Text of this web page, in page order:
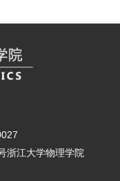
浙江大学物理学院